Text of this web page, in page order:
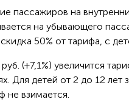
пассажиров на
на убывающего
50% от тарифа, с
(+7,1%) увеличится
Для детей от 2 до 12 лет
не взимается.